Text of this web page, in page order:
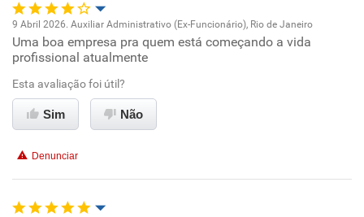
Recomenda a diretoria
Oportunidade de promoção
Ambiente de trabalho
Conciliação com a vida familiar
Não recomenda esta empresa
9 Abril 2026. Auxiliar Administrativo (Ex-Funcionário), Rio de Janeiro
Uma boa empresa pra quem está começando a vida
profissional atualmente
Esta avaliação foi útil?
Sim Não
Denunciar